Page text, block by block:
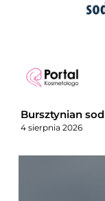
Bursztynian
4 sierpnia 2026